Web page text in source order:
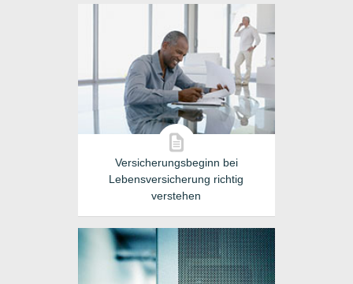
Versicherungsbeginn bei
Lebensversicherung richtig
verstehen